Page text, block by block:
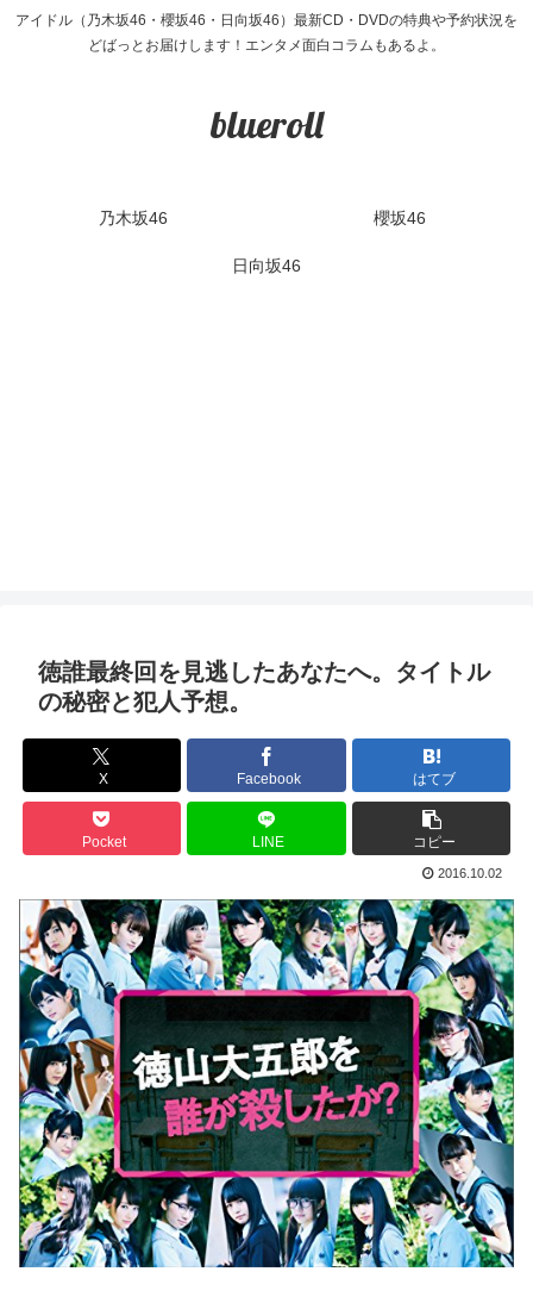
アイドル（乃木坂46・櫻坂46・日向坂46）最新CD・DVDの特典や予約状況を
どばっとお届けします！エンタメ面白コラムもあるよ。
blueroll
乃木坂46 櫻坂46
日向坂46
徳誰最終回を見逃したあなたへ。タイトル
の秘密と犯人予想。
X Facebook はてブ
Pocket LINE コピー
2016.10.02